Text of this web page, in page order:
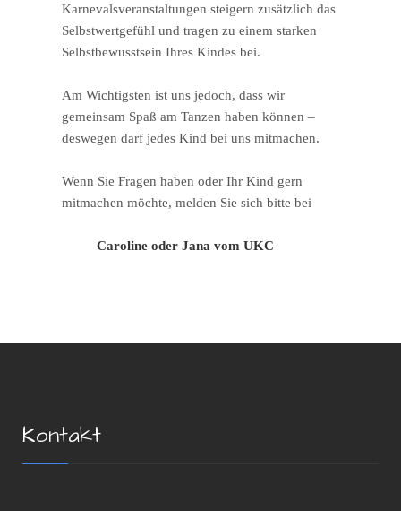
Karnevalsveranstaltungen steigern zusätzlich das
Selbstwertgefühl und tragen zu einem starken
Selbstbewusstsein Ihres Kindes bei.
Am Wichtigsten ist uns jedoch, dass wir
gemeinsam Spaß am Tanzen haben können –
deswegen darf jedes Kind bei uns mitmachen.
Wenn Sie Fragen haben oder Ihr Kind gern
mitmachen möchte, melden Sie sich bitte bei
Caroline oder Jana vom UKC
Kontakt